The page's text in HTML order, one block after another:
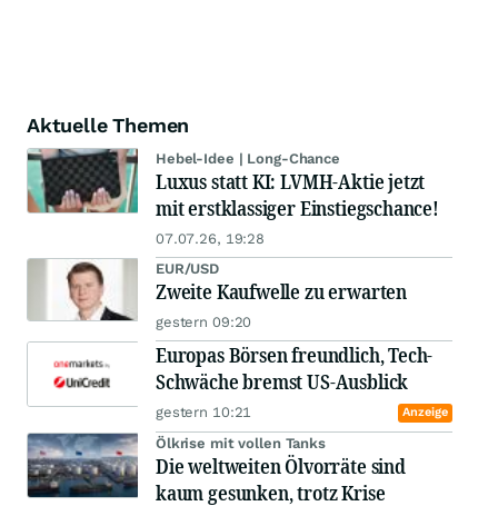
Aktuelle Themen
Hebel-Idee | Long-Chance
Luxus statt KI: LVMH-Aktie jetzt
mit erstklassiger Einstiegschance!
07.07.26, 19:28
EUR/USD
Zweite Kaufwelle zu erwarten
gestern 09:20
Europas Börsen freundlich, Tech-
Schwäche bremst US-Ausblick
gestern 10:21 Anzeige
Ölkrise mit vollen Tanks
Die weltweiten Ölvorräte sind
kaum gesunken, trotz Krise